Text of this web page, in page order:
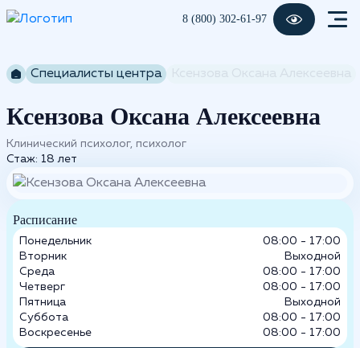
8 (800) 302-61-97
Специалисты центра
Ксензова Оксана Алексеевна
Клинический психолог, психолог
Стаж: 18 лет
Расписание
Понедельник
08:00 - 17:00
Вторник
Выходной
Среда
08:00 - 17:00
Четверг
08:00 - 17:00
Пятница
Выходной
Суббота
08:00 - 17:00
Воскресенье
08:00 - 17:00